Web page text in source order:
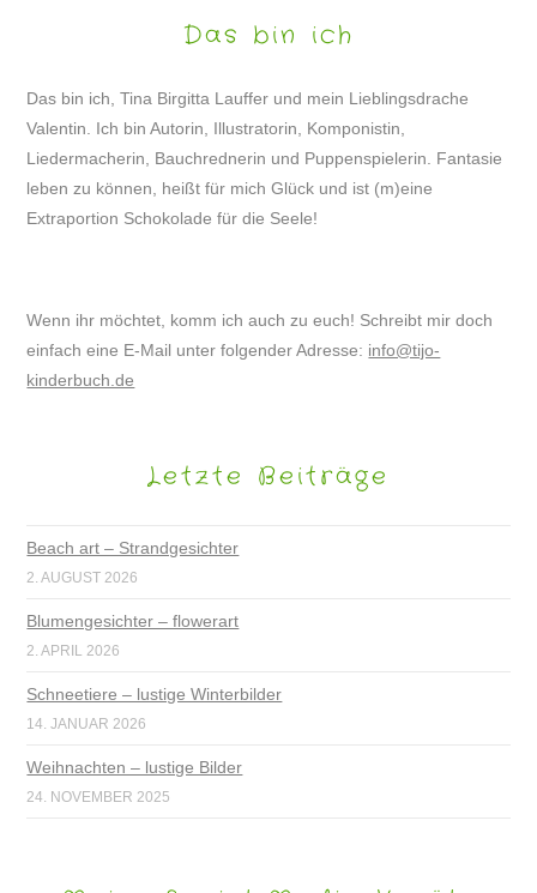
Das bin ich
Das bin ich, Tina Birgitta Lauffer und mein Lieblingsdrache
Valentin. Ich bin Autorin, Illustratorin, Komponistin,
Liedermacherin, Bauchrednerin und Puppenspielerin. Fantasie
leben zu können, heißt für mich Glück und ist (m)eine
Extraportion Schokolade für die Seele!
Wenn ihr möchtet, komm ich auch zu euch! Schreibt mir doch
einfach eine E-Mail unter folgender Adresse: info@tijo-
kinderbuch.de
Letzte Beiträge
Beach art – Strandgesichter
2. AUGUST 2026
Blumengesichter – flowerart
2. APRIL 2026
Schneetiere – lustige Winterbilder
14. JANUAR 2026
Weihnachten – lustige Bilder
24. NOVEMBER 2025